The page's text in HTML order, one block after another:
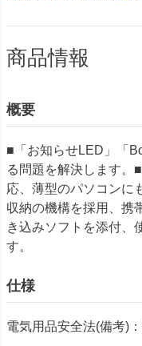
商品情報
概要
■「お知らせLED」「
る問題を解決します。
応、薄型のパソコンに
収納の機構を採用、携
き込みソフトを添付、
す。
仕様
電気用品安全法(備考)